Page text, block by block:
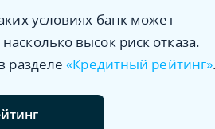
условиях банк может
высок риск отказа.
разделе«Кредитный рейтинг»